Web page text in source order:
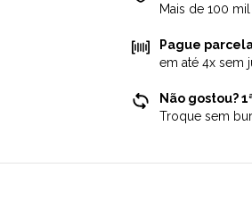
Mais de 100
Pague
em até 4x sem
Não gostou?
Troque sem